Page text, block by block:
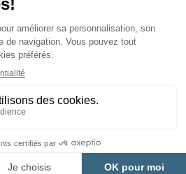
professionnel ?
particulières en ouvrant un compte
pro
Mentions légales|Conditions
| Politique de confidentialité